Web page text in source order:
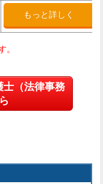
もっと詳しく
士（法律事務